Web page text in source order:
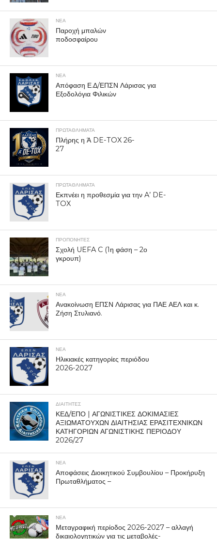
ΝΕΑ
Παροχή μπαλών
ποδοσφαίρου
ΝΕΑ
Απόφαση Ε.Δ/ΕΠΣΝ Λάρισας για
Εξοδολόγια Φιλικών
ΠΡΩΤΑΘΛΉΜΑΤΑ
Πλήρης η Ά DE-TOX 26-
27
ΠΡΩΤΑΘΛΉΜΑΤΑ
Εκπνέει η προθεσμία για την A’ DE-
TOX
ΠΡΟΠΟΝΗΤΈΣ
Σχολή UEFA C (1η φάση – 2ο
γκρουπ)
ΝΕΑ
Ανακοίνωση ΕΠΣΝ Λάρισας για ΠΑΕ ΑΕΛ και κ.
Ζήση Στυλιανό.
ΝΕΑ
Ηλικιακές κατηγορίες περιόδου
2026-2027
ΔΙΑΙΤΗΤΕΣ
ΚΕΔ/ΕΠΟ | ΑΓΩΝΙΣΤΙΚΕΣ ΔΟΚΙΜΑΣΙΕΣ
ΑΞΙΩΜΑΤΟΥΧΩΝ ΔΙΑΙΤΗΣΙΑΣ ΕΡΑΣΙΤΕΧΝΙΚΩΝ
ΚΑΤΗΓΟΡΙΩΝ ΑΓΩΝΙΣΤΙΚΗΣ ΠΕΡΙΟΔΟΥ
2026/27
ΝΕΑ
Αποφάσεις Διοικητικού Συμβουλίου – Προκήρυξη
Πρωταθλήματος –
ΝΕΑ
Μεταγραφική περίοδος 2026-2027 – αλλαγή
δικαιολογητικών για τις μεταβολές-